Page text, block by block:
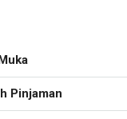
Pinjaman